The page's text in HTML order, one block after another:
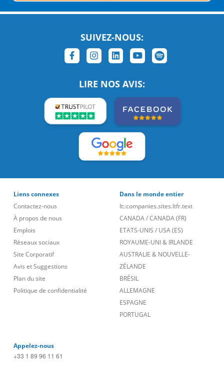
SUIVEZ-NOUS:
LIRE NOS AVIS:
Liens connexes
Contactez-nous
À propos de nous
Emplois
Réseaux sociaux
Site Corporatif
Avis et Suggestions
Plan du site
Politique de confidentialité
Dans le monde entier
lt::companies.sites.ltfr.text
CANADA/CANADA (FR)
ETATS-UNIS / USA (ES)
ROYAUME-UNI & IRLANDE
AUSTRALIE & NOUVELLE-
ZÉLANDE
BRÉSIL
ALLEMAGNE
ESPAGNE
PORTUGAL
Appelez-nous
+33 1 89 96 11 61